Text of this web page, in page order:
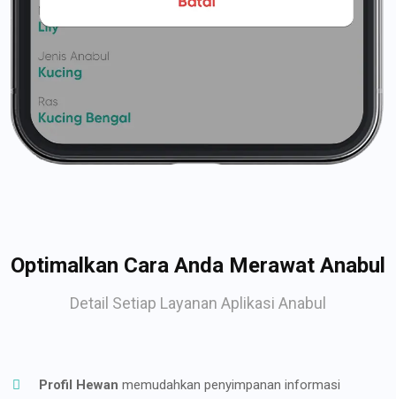
Optimalkan Cara Anda Merawat Anabul
Detail Setiap Layanan Aplikasi Anabul
Profil Hewan memudahkan penyimpanan informasi